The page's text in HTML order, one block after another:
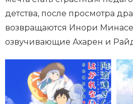
детства, после просмотра
возвращаются Инори
озвучивающие Ахарен и